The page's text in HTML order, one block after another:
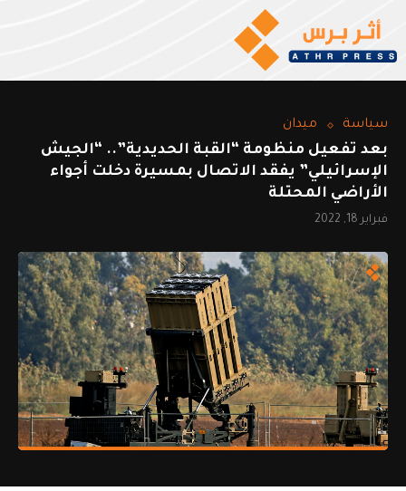
سياسة ميدان
بعد تفعيل منظومة “القبة الحديدية”.. “الجيش
الإسرائيلي” يفقد الاتصال بمسيرة دخلت أجواء
الأراضي المحتلة
فبراير 18, 2022